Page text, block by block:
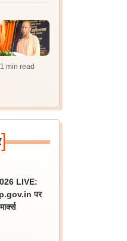
| 1 min read
]
LIVE:
पर